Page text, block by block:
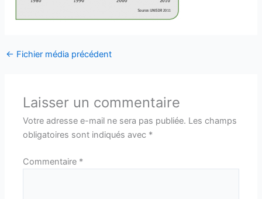
← Fichier média précédent
Laisser un commentaire
Votre adresse e-mail ne sera pas publiée. Les champs
obligatoires sont indiqués avec *
Commentaire *